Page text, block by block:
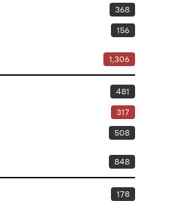
368
156
1,306
481
317
508
848
178